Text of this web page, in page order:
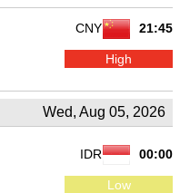
21:45
CNY
High
Wed, Aug 05, 2026
00:00
IDR
Low